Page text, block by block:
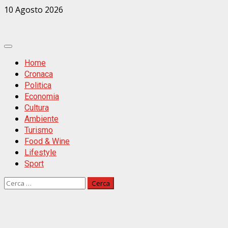
Zum
10 Agosto 2026
Primäres
MenüHome
Cronaca
Politica
Economia
Cultura
Ambiente
Turismo
Food & Wine
Lifestyle
Sport
Ricerca